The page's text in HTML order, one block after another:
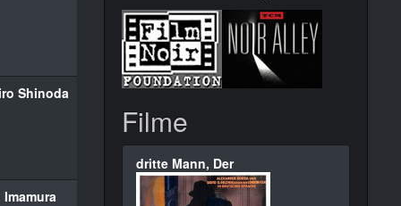
Shinoda
Filme
dritte Mann, Der